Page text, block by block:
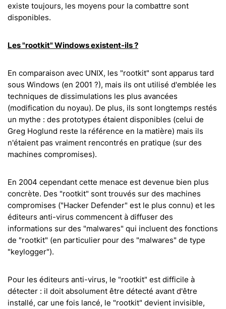
existe toujours, les moyens pour la combattre sont
disponibles.
Les "rootkit" Windows existent-ils ?
En comparaison avec UNIX, les "rootkit" sont apparus tard
sous Windows (en 2001 ?), mais ils ont utilisé d'emblée les
techniques de dissimulations les plus avancées
(modification du noyau). De plus, ils sont longtemps restés
un mythe : des prototypes étaient disponibles (celui de
Greg Hoglund reste la référence en la matière) mais ils
n'étaient pas vraiment rencontrés en pratique (sur des
machines compromises).
En 2004 cependant cette menace est devenue bien plus
concrète. Des "rootkit" sont trouvés sur des machines
compromises ("Hacker Defender" est le plus connu) et les
éditeurs anti-virus commencent à diffuser des
informations sur des "malwares" qui incluent des fonctions
de "rootkit" (en particulier pour des "malwares" de type
"keylogger").
Pour les éditeurs anti-virus, le "rootkit" est difficile à
détecter : il doit absolument être détecté avant d'être
installé, car une fois lancé, le "rootkit" devient invisible,